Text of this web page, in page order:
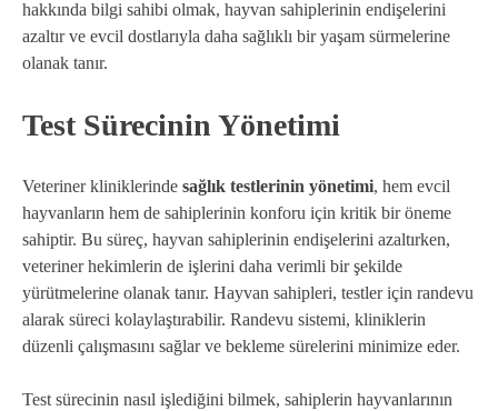
hakkında bilgi sahibi olmak, hayvan sahiplerinin endişelerini
azaltır ve evcil dostlarıyla daha sağlıklı bir yaşam sürmelerine
olanak tanır.
Test Sürecinin Yönetimi
Veteriner kliniklerinde sağlık testlerinin yönetimi, hem evcil
hayvanların hem de sahiplerinin konforu için kritik bir öneme
sahiptir. Bu süreç, hayvan sahiplerinin endişelerini azaltırken,
veteriner hekimlerin de işlerini daha verimli bir şekilde
yürütmelerine olanak tanır. Hayvan sahipleri, testler için randevu
alarak süreci kolaylaştırabilir. Randevu sistemi, kliniklerin
düzenli çalışmasını sağlar ve bekleme sürelerini minimize eder.
Test sürecinin nasıl işlediğini bilmek, sahiplerin hayvanlarının